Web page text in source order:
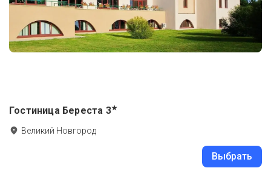
Гостиница Береста 3★
Великий Новгород
Выбрать